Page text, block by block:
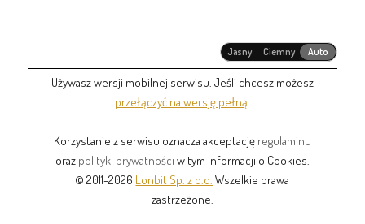
Jasny Ciemny Auto
Używasz wersji mobilnej serwisu. Jeśli chcesz możesz
przełączyć na wersję pełną
Korzystanie z serwisu oznacza akceptację regulaminu
oraz polityki prywatności w tym informacji o Cookies.
© 2011-2026 Lonbit Sp. z o.o. Wszelkie prawa
zastrzeżone.